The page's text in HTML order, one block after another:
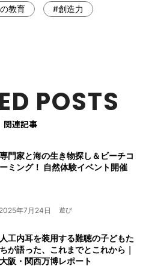
教育
#創造力
POSTS
関連記事
専門家と海の生き物探し＆ビーチコ
ーミング！ 自然体験イベント開催
2025年7月24日 遊び
人工内耳を装用する難聴の子どもた
ちが語った、これまでとこれから｜
大阪・関西万博レポート